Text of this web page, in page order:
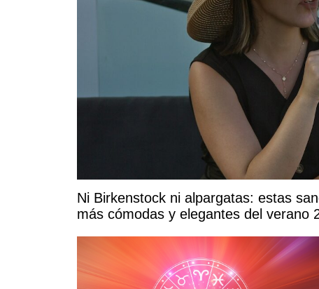
Ni Birkenstock ni alpargatas: estas
más cómodas y elegantes del verano